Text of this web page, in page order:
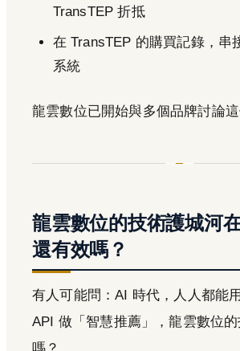
TransTEP 折抵
在 TransTEP 的購買記錄，串
系統
龍雲數位已開始與多個品牌討論這
龍雲數位的技術護城河
還有效嗎？
有人可能問：AI 時代，人人都能
API 做「智慧推薦」，龍雲數位